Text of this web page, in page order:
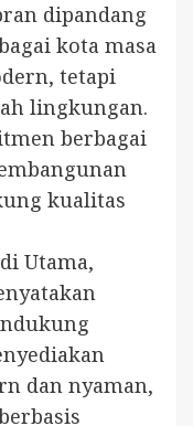
dipandang
kota masa
tetapi
lingkungan.
berbagai
kualitas
Utama,
dan nyaman,